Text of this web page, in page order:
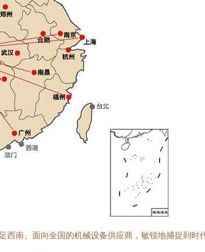
南、面向全国的机械设备供应商，敏锐地捕捉到时